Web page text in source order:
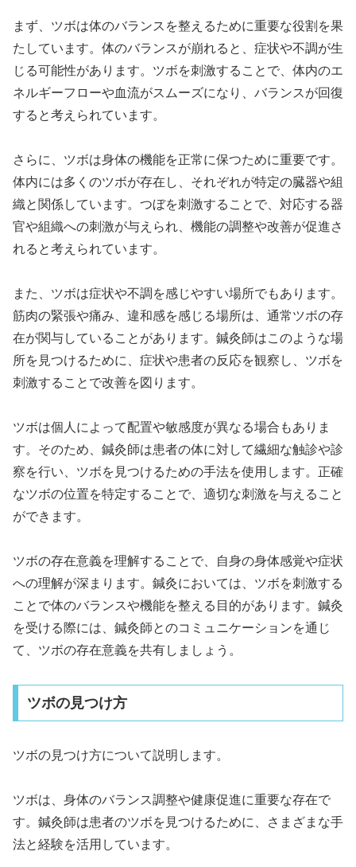
まず、ツボは体のバランスを整えるために重要な役割を果
たしています。体のバランスが崩れると、症状や不調が生
じる可能性があります。ツボを刺激することで、体内のエ
ネルギーフローや血流がスムーズになり、バランスが回復
すると考えられています。
さらに、ツボは身体の機能を正常に保つために重要です。
体内には多くのツボが存在し、それぞれが特定の臓器や組
織と関係しています。つぼを刺激することで、対応する器
官や組織への刺激が与えられ、機能の調整や改善が促進さ
れると考えられています。
また、ツボは症状や不調を感じやすい場所でもあります。
筋肉の緊張や痛み、違和感を感じる場所は、通常ツボの存
在が関与していることがあります。鍼灸師はこのような場
所を見つけるために、症状や患者の反応を観察し、ツボを
刺激することで改善を図ります。
ツボは個人によって配置や敏感度が異なる場合もありま
す。そのため、鍼灸師は患者の体に対して繊細な触診や診
察を行い、ツボを見つけるための手法を使用します。正確
なツボの位置を特定することで、適切な刺激を与えること
ができます。
ツボの存在意義を理解することで、自身の身体感覚や症状
への理解が深まります。鍼灸においては、ツボを刺激する
ことで体のバランスや機能を整える目的があります。鍼灸
を受ける際には、鍼灸師とのコミュニケーションを通じ
て、ツボの存在意義を共有しましょう。
ツボの見つけ方
ツボの見つけ方について説明します。
ツボは、身体のバランス調整や健康促進に重要な存在で
す。鍼灸師は患者のツボを見つけるために、さまざまな手
法と経験を活用しています。